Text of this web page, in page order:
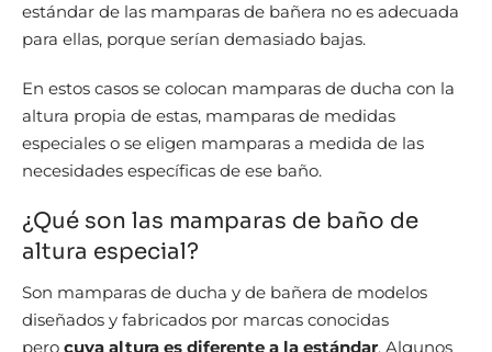
estándar de las mamparas de bañera no es adecuada
para ellas, porque serían demasiado bajas.
En estos casos se colocan mamparas de ducha con la
altura propia de estas, mamparas de medidas
especiales o se eligen mamparas a medida de las
necesidades específicas de ese baño.
¿Qué son las mamparas de baño de
altura especial?
Son mamparas de ducha y de bañera de modelos
diseñados y fabricados por marcas conocidas
pero cuya altura es diferente a la estándar. Algunos